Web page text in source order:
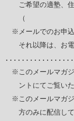
ご希望の適塾、住
（　　　　　　　
※メールでのお申込
それ以降は、お電
※このメールマガジ
ントにてご覧いた
※このメールマガジ
方のみに配信して